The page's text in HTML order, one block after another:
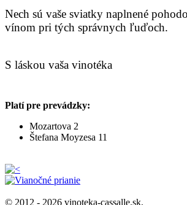
Nech sú vaše sviatky naplnené
vínom pri tých správnych ľuďoch.
S láskou vaša vinotéka
Platí pre prevádzky:
Mozartova 2
Štefana Moyzesa 11
© 2012 - 2026 vinoteka-cassalle.sk,